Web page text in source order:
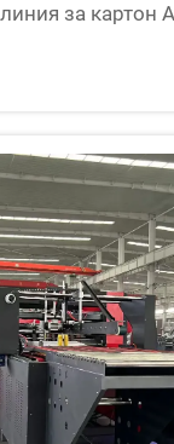
за картон
вероятно се
процеси.
отпадъците,